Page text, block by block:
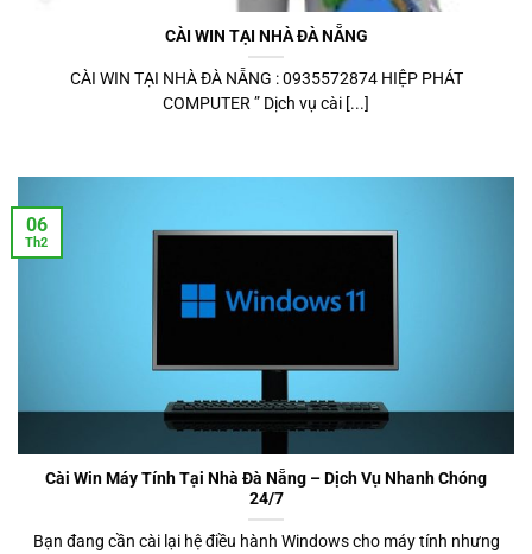
CÀI WIN TẠI NHÀ ĐÀ NẴNG
CÀI WIN TẠI NHÀ ĐÀ NẴNG : 0935572874 HIỆP PHÁT
COMPUTER ” Dịch vụ cài [...]
Cài Win Máy Tính Tại Nhà Đà Nẵng – Dịch Vụ Nhanh Chóng
24/7
Bạn đang cần cài lại hệ điều hành Windows cho máy tính nhưng
06
Th2